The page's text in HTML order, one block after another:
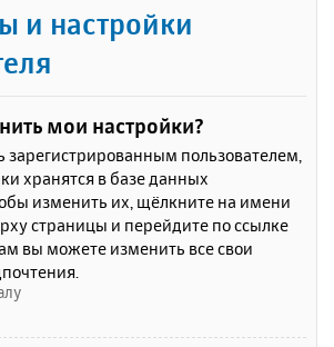
и настройки
мои настройки?
зарегистрированным пользователем,
хранятся в базе данных
изменить их, щёлкните на имени
страницы и перейдите по ссылке
вы можете изменить все свои